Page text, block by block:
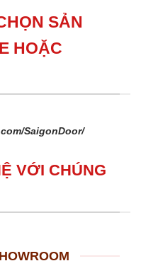
SẢN
HOẶC
SaigonDoor/
VỚI CHÚNG